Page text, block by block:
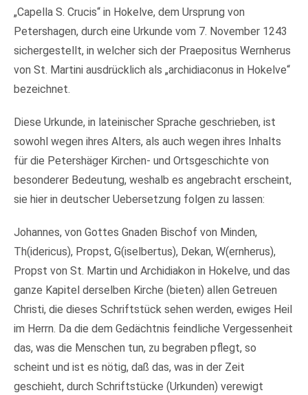
„Capella S. Crucis“ in Hokelve, dem Ursprung von
Petershagen, durch eine Urkunde vom 7. November 1243
sichergestellt, in welcher sich der Praepositus Wernherus
von St. Martini ausdrücklich als „archidiaconus in Hokelve“
bezeichnet.
Diese Urkunde, in lateinischer Sprache geschrieben, ist
sowohl wegen ihres Alters, als auch wegen ihres Inhalts
für die Petershäger Kirchen- und Ortsgeschichte von
besonderer Bedeutung, weshalb es angebracht erscheint,
sie hier in deutscher Uebersetzung folgen zu lassen:
Johannes, von Gottes Gnaden Bischof von Minden,
Th(idericus), Propst, G(iselbertus), Dekan, W(ernherus),
Propst von St. Martin und Archidiakon in Hokelve, und das
ganze Kapitel derselben Kirche (bieten) allen Getreuen
Christi, die dieses Schriftstück sehen werden, ewiges Heil
im Herrn. Da die dem Gedächtnis feindliche Vergessenheit
das, was die Menschen tun, zu begraben pflegt, so
scheint und ist es nötig, daß das, was in der Zeit
geschieht, durch Schriftstücke (Urkunden) verewigt